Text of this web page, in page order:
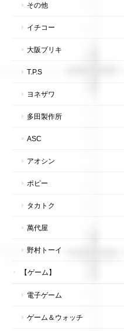
その他
イチコー
大阪ブリキ
T.P.S
ヨネザワ
多田製作所
ASC
アオシン
ポピー
タカトク
萬代屋
野村トーイ
【ゲーム】
電子ゲーム
ゲーム＆ウォッチ